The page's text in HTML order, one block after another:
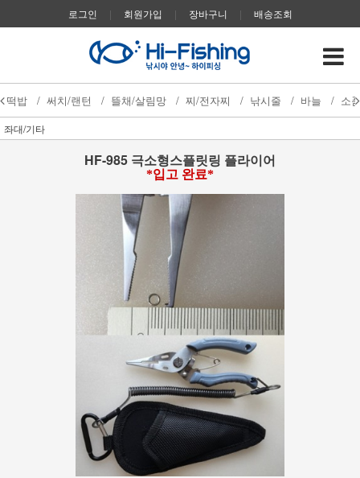
로그인 | 회원가입 | 장바구니 | 배송조회
떡밥 / 써치/랜턴 / 뜰채/살림망 / 찌/전자찌 / 낚시줄 / 바늘 / 소
좌대/기타
HF-985 극소형스플릿링 플라이어
*입고 완료*